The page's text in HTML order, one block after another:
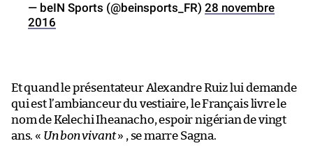
— beIN Sports (@beinsports_FR) 28 novembre
2016
Et quand le présentateur Alexandre Ruiz lui demande
qui est l’ambianceur du vestiaire, le Français livre le
nom de Kelechi Iheanacho, espoir nigérian de vingt
ans. « Un bon vivant» , se marre Sagna.